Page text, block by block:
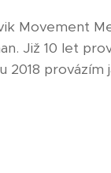
Movement
Již 10 let
2018 provázím